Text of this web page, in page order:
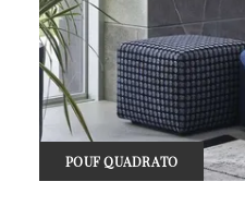
POUF QUADRATO